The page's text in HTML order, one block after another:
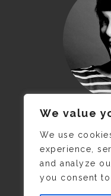
We value
We use
experience,
and analyze
you consent
JE
C’EST
PRIS